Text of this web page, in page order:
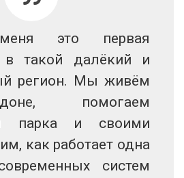
это первая
в такой далёкий и
регион. Мы живём
помогаем
парка и своими
как работает одна
систем